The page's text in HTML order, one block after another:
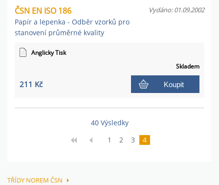
ČSN EN ISO 186
Papír a lepenka - Odběr vzorků pro
stanovení průměrné kvality
Vydáno: 01.09.2002
Anglicky Tisk
Skladem
211 Kč Koupit
40 Výsledky
1
2 3 4
TŘÍDY NOREM ČSN